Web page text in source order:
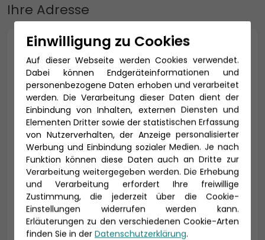
Ihre Adresse
Anrede *
Titel
Vorname * Nachname *
E-Mail *
Einwilligung zu Cookies
Auf dieser Webseite werden Cookies verwendet.
Dabei können Endgeräteinformationen und
personenbezogene Daten erhoben und verarbeitet
werden. Die Verarbeitung dieser Daten dient der
Einbindung von Inhalten, externen Diensten und
Elementen Dritter sowie der statistischen Erfassung
von Nutzerverhalten, der Anzeige personalisierter
Werbung und Einbindung sozialer Medien. Je nach
Funktion können diese Daten auch an Dritte zur
Verarbeitung weitergegeben werden. Die Erhebung
und Verarbeitung erfordert Ihre freiwillige
Zustimmung, die jederzeit über die Cookie-
Einstellungen widerrufen werden kann.
Erläuterungen zu den verschiedenen Cookie-Arten
finden Sie in der Datenschutzerklärung.